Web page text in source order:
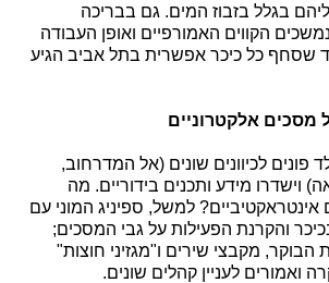
בגלל בזבוז המים. גם בבריכה
הקווים האמורפיים ואופן העבודה
שסחף כל כיכר אפשרית בתל אביב הגיע
אלקטרוניים
פונים לכיוונים שונים (אל המדרחוב,
וישדרו מידע ותכנים בידוריים. מה
למשל, ספיניג המוני עם
והקרנת הפעילות על גבי המסכים;
הבוקר, מקבצי שירים ו"מגזיני חוצות"
ואמורים לעניין קהלים שונים.